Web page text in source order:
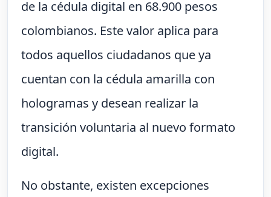
de la cédula digital en 68.900 pesos
colombianos. Este valor aplica para
todos aquellos ciudadanos que ya
cuentan con la cédula amarilla con
hologramas y desean realizar la
transición voluntaria al nuevo formato
digital.
No obstante, existen excepciones